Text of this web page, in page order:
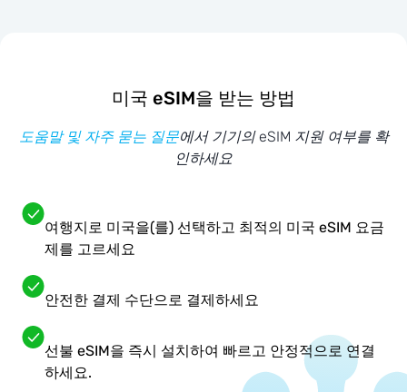
미국 eSIM을 받는 방법
도움말 및 자주 묻는 질문에서 기기의 eSIM 지원 여부를 확
인하세요
여행지로 미국을(를) 선택하고 최적의 미국 eSIM 요금
제를 고르세요
안전한 결제 수단으로 결제하세요
선불 eSIM을 즉시 설치하여 빠르고 안정적으로 연결
하세요.